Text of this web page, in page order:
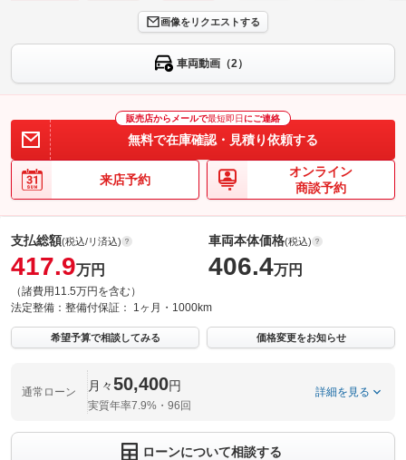
画像をリクエストする
車両動画（2）
販売店からメールで最短即日 にご連絡
無料で在庫確認・見積り依頼する
来店予約
オンライン
商談予約
支払総額(税込/リ済込)
417.9万円
（諸費用11.5万円を含む）
車両本体価格(税込)
406.4万円
法定整備： 整備付保証： 1ヶ月・1000km
希望予算で相談してみる 価格変更をお知らせ
通常ローン 月々50,400円
実質年率7.9%・96回
詳細を見る
ローンについて相談する